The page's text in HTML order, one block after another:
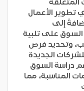
المتعلقة
الأعمال
إلى
السوق على تلبية
وتحديد فرص
الجديدة
دراسة السوق
المناسبة، مما